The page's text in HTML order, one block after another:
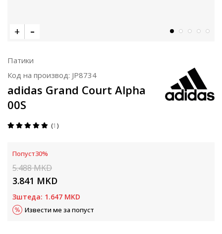
Патики
Код на производ: JP8734
adidas Grand Court Alpha
00S
1
Попуст30%
5.488MKD
3.841 MKD
Зштеда: 1.647 MKD
Извести ме за попуст